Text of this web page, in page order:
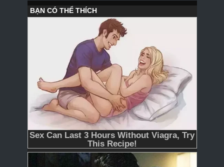
336 337 338
347
353 354
361 362 363
366 - Tập Cuối